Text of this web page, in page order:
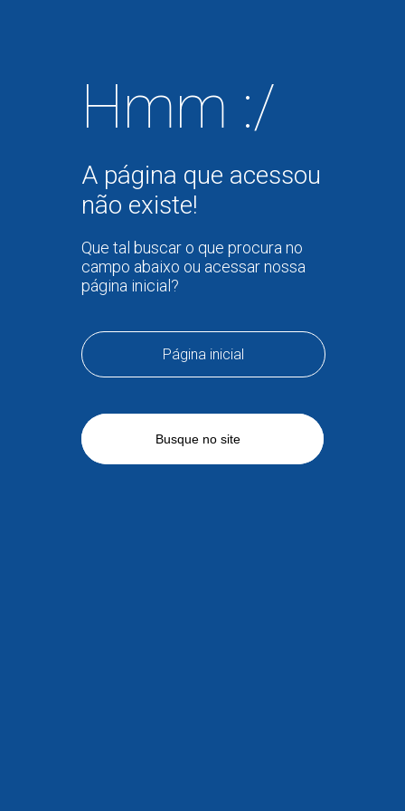
Hmm :/
A página que acessou
não existe!
Que tal buscar o que procura no
campo abaixo ou acessar nossa
página inicial?
Página inicial